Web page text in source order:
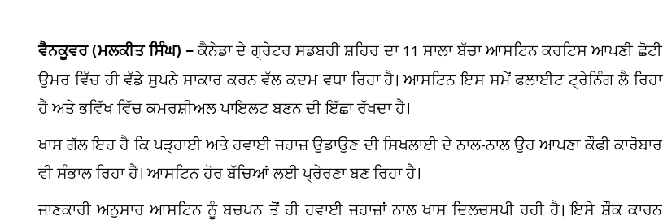
ਵੈਨਕੂਵਰ (ਮਲਕੀਤ ਸਿੰਘ) –ਕੈਨੇਡਾ ਦੇ ਗ੍ਰੇਟਰ ਸਡਬਰੀ ਸ਼ਹਿਰ ਦਾ 11 ਸਾਲਾ ਬੱਚਾ ਆਸਟਿਨ ਕਰਟਿਸ ਆਪਣੀ ਛੋਟੀ
ਉਮਰ ਵਿੱਚ ਹੀ ਵੱਡੇ ਸੁਪਨੇ ਸਾਕਾਰ ਕਰਨ ਵੱਲ ਕਦਮ ਵਧਾ ਰਿਹਾ ਹੈ। ਆਸਟਿਨ ਇਸ ਸਮੇਂ ਫਲਾਈਟ ਟ੍ਰੇਨਿੰਗ ਲੈ ਰਿਹਾ
ਹੈ ਅਤੇ ਭਵਿੱਖ ਵਿੱਚ ਕਮਰਸ਼ੀਅਲ ਪਾਇਲਟ ਬਣਨ ਦੀ ਇੱਛਾ ਰੱਖਦਾ ਹੈ।
ਖਾਸ ਗੱਲ ਇਹ ਹੈ ਕਿ ਪੜ੍ਹਾਈ ਅਤੇ ਹਵਾਈ ਜਹਾਜ਼ ਉਡਾਉਣ ਦੀ ਸਿਖਲਾਈ ਦੇ ਨਾਲ-ਨਾਲ ਉਹ ਆਪਣਾ ਕੌਫੀ ਕਾਰੋਬਾਰ
ਵੀ ਸੰਭਾਲ ਰਿਹਾ ਹੈ। ਆਸਟਿਨ ਹੋਰ ਬੱਚਿਆਂ ਲਈ ਪ੍ਰੇਰਣਾ ਬਣ ਰਿਹਾ ਹੈ।
ਜਾਣਕਾਰੀ ਅਨੁਸਾਰ ਆਸਟਿਨ ਨੂੰ ਬਚਪਨ ਤੋਂ ਹੀ ਹਵਾਈ ਜਹਾਜ਼ਾਂ ਨਾਲ ਖਾਸ ਦਿਲਚਸਪੀ ਰਹੀ ਹੈ। ਇਸੇ ਸ਼ੌਕ ਕਾਰਨ